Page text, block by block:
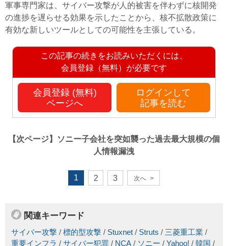
軍事専門家は、サイバー攻撃が人的被害を伴わずに核開発
の進捗を遅らせる効果を示したことから、核不拡散政策に
有効な新しいツールとしての可能性を主張している。
この記事の続きをお読みいただくには、
会員登録（無料）が必要です
会員登録 (無料)
ページへ
ログインして
記事を読む
【次ページ】
ソニー子会社を突如襲った過去最大規模の個
人情報漏洩
1 2 3 次へ >
関連キーワード
サイバー攻撃 / 標的型攻撃 / Stuxnet / Struts / 三菱重工業 /
重要インフラ / サイバー犯罪 / NCA / ソニー / Yahoo! / 韓国 /